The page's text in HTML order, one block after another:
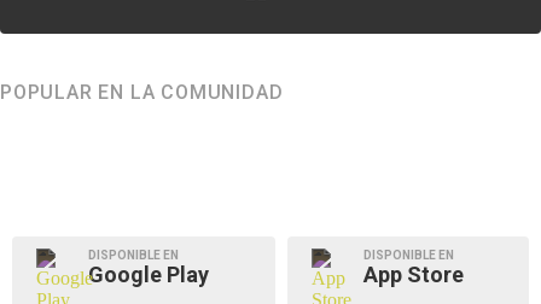
POPULAR EN LA COMUNIDAD
DISPONIBLE EN
Google Play
DISPONIBLE EN
App Store